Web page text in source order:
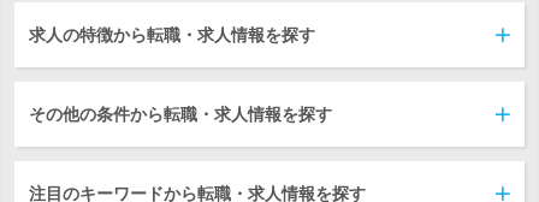
求人の特徴から転職・求人情報を探す
その他の条件から転職・求人情報を探す
注目のキーワードから転職・求人情報を探す